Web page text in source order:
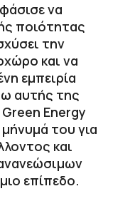
να
ποιότητας
την
και να
εμπειρία
αυτής της
Energy
του για
και
επίπεδο.